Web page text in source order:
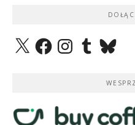
X FacebookInstagramTumblrBluesky